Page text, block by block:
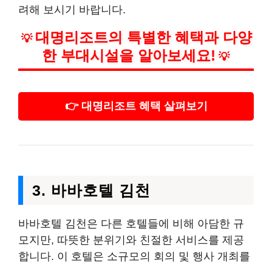
려해 보시기 바랍니다.
💡 대명리조트의 특별한 혜택과 다양
한 부대시설을 알아보세요! 💡
👉 대명리조트 혜택 살펴보기
3. 바바호텔 김천
바바호텔 김천은 다른 호텔들에 비해 아담한 규
모지만, 따뜻한 분위기와 친절한 서비스를 제공
합니다. 이 호텔은 소규모의 회의 및 행사 개최를